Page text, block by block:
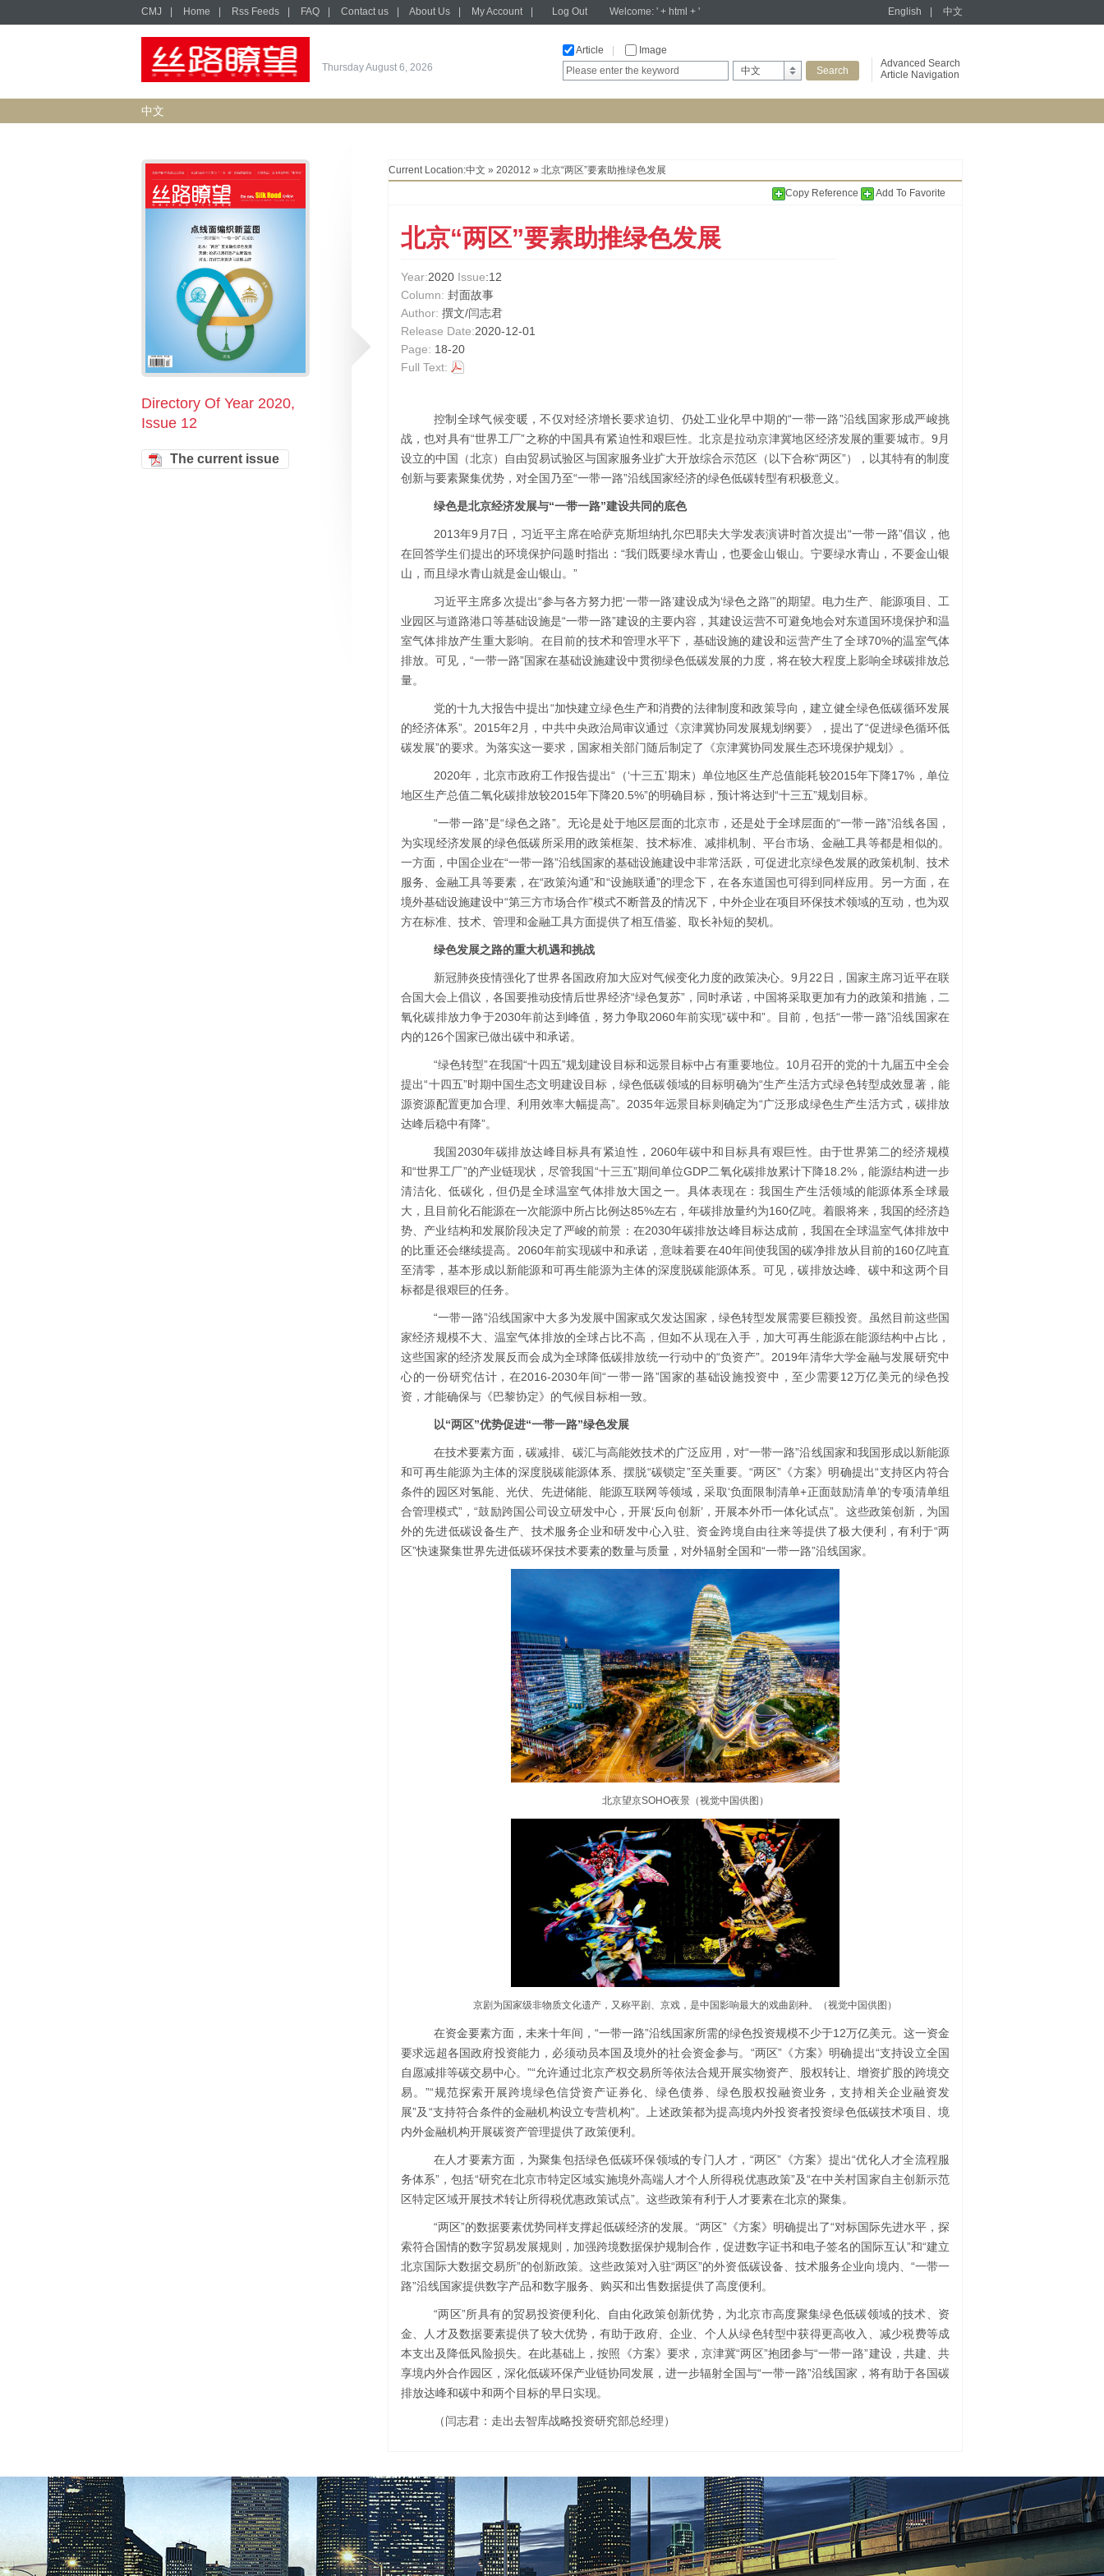
CMJ Home Rss Feeds FAQ Contact us About Us My Account Log OutWelcome: ' + html + ' English 中文
Thursday August 6, 2026
Article
Image
中文
Advanced Search
Article Navigation
中文
Directory Of Year 2020,
Issue 12
The current issue
Current Location:中文 » 202012 » 北京“两区”要素助推绿色发展
Copy Reference
Add To Favorite
北京“两区”要素助推绿色发展
Year:2020 Issue:12
Column: 封面故事
Author: 撰文/闫志君
Release Date:2020-12-01
Page: 18-20
Full Text:
控制全球气候变暖，不仅对经济增长要求迫切、仍处工业化早中期的“一带一路”沿线国家形成严峻挑
战，也对具有“世界工厂”之称的中国具有紧迫性和艰巨性。北京是拉动京津冀地区经济发展的重要城市。9月
设立的中国（北京）自由贸易试验区与国家服务业扩大开放综合示范区（以下合称“两区”），以其特有的制度
创新与要素聚集优势，对全国乃至“一带一路”沿线国家经济的绿色低碳转型有积极意义。
绿色是北京经济发展与“一带一路”建设共同的底色
2013年9月7日，习近平主席在哈萨克斯坦纳扎尔巴耶夫大学发表演讲时首次提出“一带一路”倡议，他
在回答学生们提出的环境保护问题时指出：“我们既要绿水青山，也要金山银山。宁要绿水青山，不要金山银
山，而且绿水青山就是金山银山。”
习近平主席多次提出“参与各方努力把‘一带一路’建设成为‘绿色之路’”的期望。电力生产、能源项目、工
业园区与道路港口等基础设施是“一带一路”建设的主要内容，其建设运营不可避免地会对东道国环境保护和温
室气体排放产生重大影响。在目前的技术和管理水平下，基础设施的建设和运营产生了全球70%的温室气体
排放。可见，“一带一路”国家在基础设施建设中贯彻绿色低碳发展的力度，将在较大程度上影响全球碳排放总
量。
党的十九大报告中提出“加快建立绿色生产和消费的法律制度和政策导向，建立健全绿色低碳循环发展
的经济体系”。2015年2月，中共中央政治局审议通过《京津冀协同发展规划纲要》，提出了“促进绿色循环低
碳发展”的要求。为落实这一要求，国家相关部门随后制定了《京津冀协同发展生态环境保护规划》。
2020年，北京市政府工作报告提出“（‘十三五’期末）单位地区生产总值能耗较2015年下降17%，单位
地区生产总值二氧化碳排放较2015年下降20.5%”的明确目标，预计将达到“十三五”规划目标。
“一带一路”是“绿色之路”。无论是处于地区层面的北京市，还是处于全球层面的“一带一路”沿线各国，
为实现经济发展的绿色低碳所采用的政策框架、技术标准、减排机制、平台市场、金融工具等都是相似的。
一方面，中国企业在“一带一路”沿线国家的基础设施建设中非常活跃，可促进北京绿色发展的政策机制、技术
服务、金融工具等要素，在“政策沟通”和“设施联通”的理念下，在各东道国也可得到同样应用。另一方面，在
境外基础设施建设中“第三方市场合作”模式不断普及的情况下，中外企业在项目环保技术领域的互动，也为双
方在标准、技术、管理和金融工具方面提供了相互借鉴、取长补短的契机。
绿色发展之路的重大机遇和挑战
新冠肺炎疫情强化了世界各国政府加大应对气候变化力度的政策决心。9月22日，国家主席习近平在联
合国大会上倡议，各国要推动疫情后世界经济“绿色复苏”，同时承诺，中国将采取更加有力的政策和措施，二
氧化碳排放力争于2030年前达到峰值，努力争取2060年前实现“碳中和”。目前，包括“一带一路”沿线国家在
内的126个国家已做出碳中和承诺。
“绿色转型”在我国“十四五”规划建设目标和远景目标中占有重要地位。10月召开的党的十九届五中全会
提出“十四五”时期中国生态文明建设目标，绿色低碳领域的目标明确为“生产生活方式绿色转型成效显著，能
源资源配置更加合理、利用效率大幅提高”。2035年远景目标则确定为“广泛形成绿色生产生活方式，碳排放
达峰后稳中有降”。
我国2030年碳排放达峰目标具有紧迫性，2060年碳中和目标具有艰巨性。由于世界第二的经济规模
和“世界工厂”的产业链现状，尽管我国“十三五”期间单位GDP二氧化碳排放累计下降18.2%，能源结构进一步
清洁化、低碳化，但仍是全球温室气体排放大国之一。具体表现在：我国生产生活领域的能源体系全球最
大，且目前化石能源在一次能源中所占比例达85%左右，年碳排放量约为160亿吨。着眼将来，我国的经济趋
势、产业结构和发展阶段决定了严峻的前景：在2030年碳排放达峰目标达成前，我国在全球温室气体排放中
的比重还会继续提高。2060年前实现碳中和承诺，意味着要在40年间使我国的碳净排放从目前的160亿吨直
至清零，基本形成以新能源和可再生能源为主体的深度脱碳能源体系。可见，碳排放达峰、碳中和这两个目
标都是很艰巨的任务。
“一带一路”沿线国家中大多为发展中国家或欠发达国家，绿色转型发展需要巨额投资。虽然目前这些国
家经济规模不大、温室气体排放的全球占比不高，但如不从现在入手，加大可再生能源在能源结构中占比，
这些国家的经济发展反而会成为全球降低碳排放统一行动中的“负资产”。2019年清华大学金融与发展研究中
心的一份研究估计，在2016-2030年间“一带一路”国家的基础设施投资中，至少需要12万亿美元的绿色投
资，才能确保与《巴黎协定》的气候目标相一致。
以“两区”优势促进“一带一路”绿色发展
在技术要素方面，碳减排、碳汇与高能效技术的广泛应用，对“一带一路”沿线国家和我国形成以新能源
和可再生能源为主体的深度脱碳能源体系、摆脱“碳锁定”至关重要。“两区”《方案》明确提出“支持区内符合
条件的园区对氢能、光伏、先进储能、能源互联网等领域，采取‘负面限制清单+正面鼓励清单’的专项清单组
合管理模式”，“鼓励跨国公司设立研发中心，开展‘反向创新’，开展本外币一体化试点”。这些政策创新，为国
外的先进低碳设备生产、技术服务企业和研发中心入驻、资金跨境自由往来等提供了极大便利，有利于“两
区”快速聚集世界先进低碳环保技术要素的数量与质量，对外辐射全国和“一带一路”沿线国家。
北京望京SOHO夜景（视觉中国供图）
京剧为国家级非物质文化遗产，又称平剧、京戏，是中国影响最大的戏曲剧种。（视觉中国供图）
在资金要素方面，未来十年间，“一带一路”沿线国家所需的绿色投资规模不少于12万亿美元。这一资金
要求远超各国政府投资能力，必须动员本国及境外的社会资金参与。“两区”《方案》明确提出“支持设立全国
自愿减排等碳交易中心。”“允许通过北京产权交易所等依法合规开展实物资产、股权转让、增资扩股的跨境交
易。”“规范探索开展跨境绿色信贷资产证券化、绿色债券、绿色股权投融资业务，支持相关企业融资发
展”及“支持符合条件的金融机构设立专营机构”。上述政策都为提高境内外投资者投资绿色低碳技术项目、境
内外金融机构开展碳资产管理提供了政策便利。
在人才要素方面，为聚集包括绿色低碳环保领域的专门人才，“两区”《方案》提出“优化人才全流程服
务体系”，包括“研究在北京市特定区域实施境外高端人才个人所得税优惠政策”及“在中关村国家自主创新示范
区特定区域开展技术转让所得税优惠政策试点”。这些政策有利于人才要素在北京的聚集。
“两区”的数据要素优势同样支撑起低碳经济的发展。“两区”《方案》明确提出了“对标国际先进水平，探
索符合国情的数字贸易发展规则，加强跨境数据保护规制合作，促进数字证书和电子签名的国际互认”和“建立
北京国际大数据交易所”的创新政策。这些政策对入驻“两区”的外资低碳设备、技术服务企业向境内、“一带一
路”沿线国家提供数字产品和数字服务、购买和出售数据提供了高度便利。
“两区”所具有的贸易投资便利化、自由化政策创新优势，为北京市高度聚集绿色低碳领域的技术、资
金、人才及数据要素提供了较大优势，有助于政府、企业、个人从绿色转型中获得更高收入、减少税费等成
本支出及降低风险损失。在此基础上，按照《方案》要求，京津冀“两区”抱团参与“一带一路”建设，共建、共
享境内外合作园区，深化低碳环保产业链协同发展，进一步辐射全国与“一带一路”沿线国家，将有助于各国碳
排放达峰和碳中和两个目标的早日实现。
（闫志君：走出去智库战略投资研究部总经理）